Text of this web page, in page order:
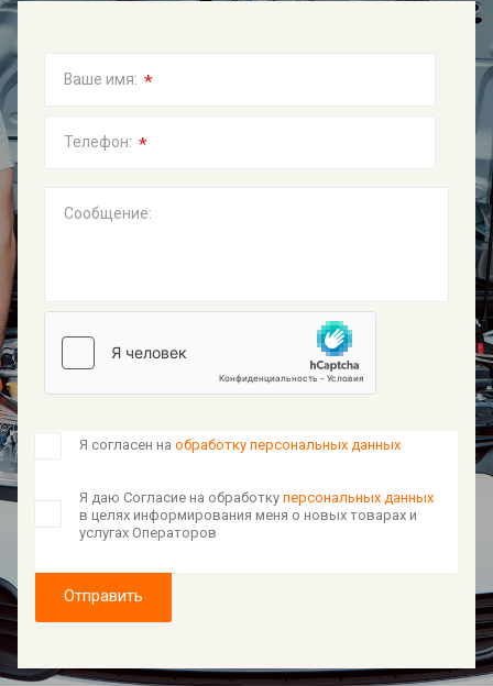
Ваше имя: *
Телефон: *
Сообщение:
Я согласен на обработку персональных данных
Я даю Согласие на обработку персональных данных
в целях информирования меня о новых товарах и
услугах Операторов
Отправить